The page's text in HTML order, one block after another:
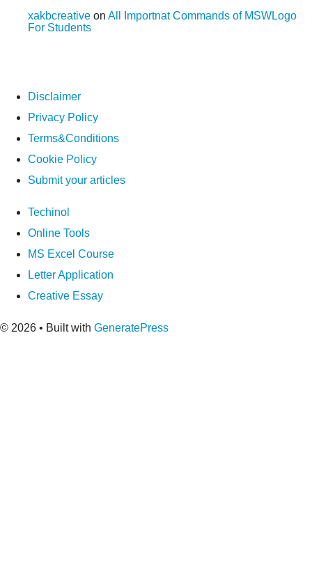
xakbcreative on All Importnat Commands of MSWLogo
For Students
Disclaimer
Privacy Policy
Terms&Conditions
Cookie Policy
Submit your articles
Techinol
Online Tools
MS Excel Course
Letter Application
Creative Essay
© 2026 • Built with GeneratePress